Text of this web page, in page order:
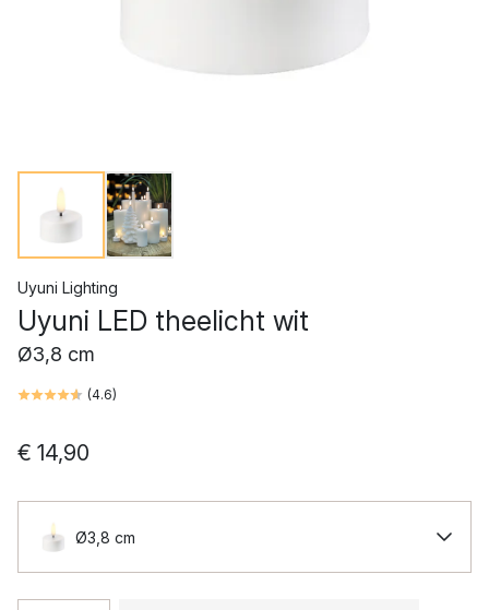
Uyuni Lighting
Uyuni LED theelicht wit
Ø3,8 cm
(4.6)
€ 14,90
Ø3,8 cm